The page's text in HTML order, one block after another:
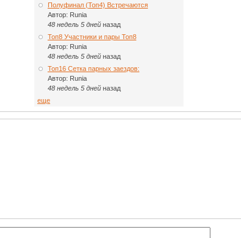
Полуфинал (Топ4) Встречаются
Автор: Runia
48 недель 5 днейназад
Топ8 Участники и пары Топ8
Автор: Runia
48 недель 5 днейназад
Топ16 Сетка парных заездов:
Автор: Runia
48 недель 5 днейназад
еще